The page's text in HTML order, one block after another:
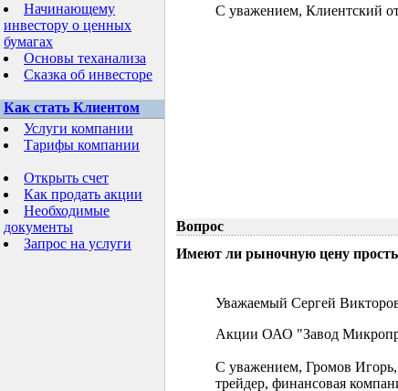
Начинающему
инвестору о ценных
бумагах
Основы теханализа
Сказка об инвесторе
Как стать Клиентом
Услуги компании
Тарифы компании
Открыть счет
Как продать акции
Необходимые
документы
Запрос на услуги
С уважением, Клиентский
Вопрос
Имеют ли рыночную цену
Уважаемый Сергей
Акции ОАО "Завод
С уважением, Громов Игорь,
трейдер, финансовая